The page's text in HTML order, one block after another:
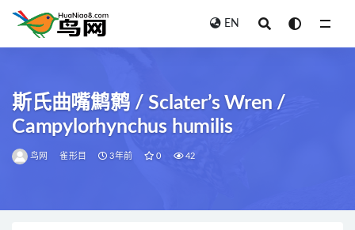
EN
斯氏曲嘴鹪鹩 / Sclater’s Wren /
Campylorhynchus humilis
鸟网 雀形目 3年前 0 42